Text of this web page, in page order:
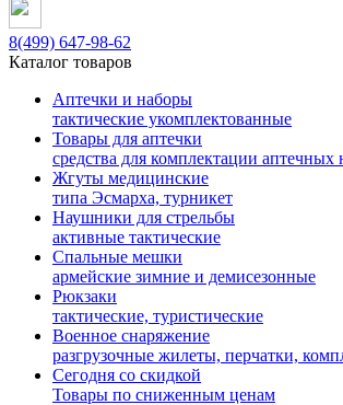
8(499) 647-98-62
Каталог товаров
Аптечки и наборы
тактические укомплектованные
Товары для аптечки
средства для комплектации аптечных
Жгуты медицинские
типа Эсмарха, турникет
Наушники для стрельбы
активные тактические
Спальные мешки
армейские зимние и демисезонные
Рюкзаки
тактические, туристические
Военное снаряжение
разгрузочные жилеты, перчатки,
Сегодня со скидкой
Товары по сниженным ценам